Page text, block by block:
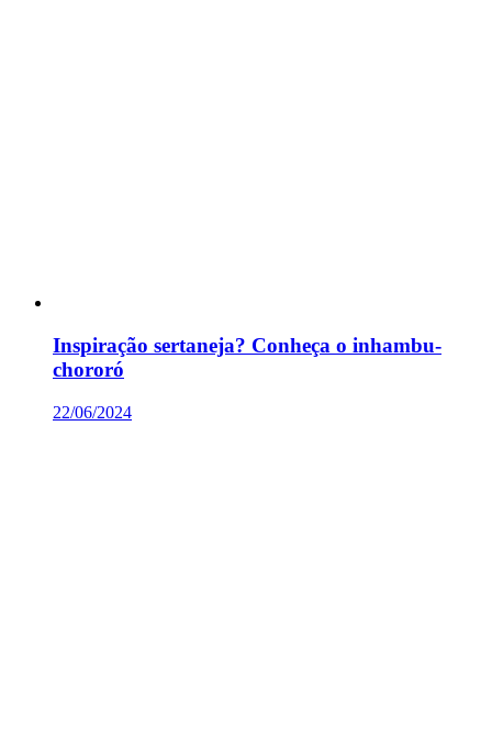
Inspiração sertaneja? Conheça o inhambu-
chororó
22/06/2024